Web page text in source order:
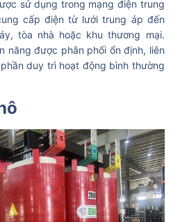
sử dụng trong mạng điện trung
cấp điện từ lưới trung áp đến
tòa nhà hoặc khu thương mại.
năng được phân phối ổn định, liên
duy trì hoạt động bình thường